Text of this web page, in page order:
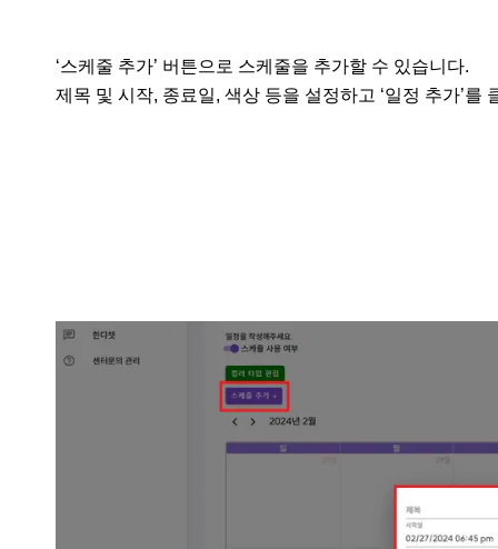
‘스케줄 추가’ 버튼으로 스케줄을 추가할 수 있습니다.
제목 및 시작, 종료일, 색상 등을 설정하고 ‘일정 추가’를